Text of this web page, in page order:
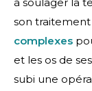
son traitement
complexes
et les os de
subi une